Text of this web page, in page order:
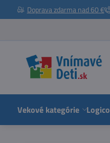
Doprava zdarma nad 60 €
Vekové kategórie Logico